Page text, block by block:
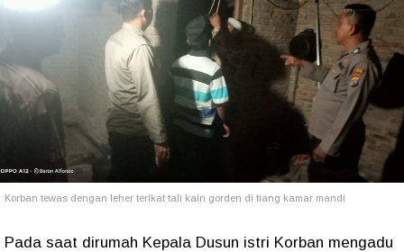
Korban tewas dengan leher terikat tali kain gorden di tiang kamar mandi
Pada saat dirumah Kepala Dusun istri Korban mengadu